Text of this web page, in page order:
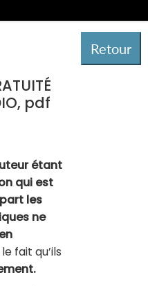
pdf
étant
qui est
les
ne
fait qu’ils